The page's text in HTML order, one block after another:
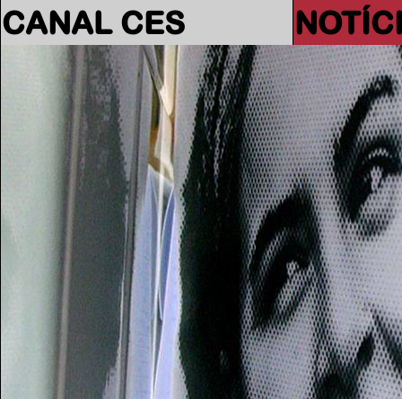
CANAL CES